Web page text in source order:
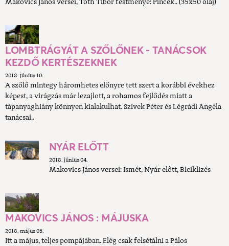
Makovics János versei, Tóth Tibor festménye: Pincék.. (35x50 olaj)
LOMBTRÁGYÁT A SZŐLŐNEK - TANÁCSOK
KEZDŐ KERTÉSZEKNEK
2018. június 10.
A szőlő mintegy háromhetes előnyre tett szert a korábbi évekhez
képest, a virágzás már lezajlott, a rohamos fejlődés miatt a
tápanyaghiány könnyen kialakulhat. Szivek Péter és Légrádi Angéla
tanácsai..
NYÁR ELŐTT
2018. június 04.
Makovics János versei: Ismét, Nyár előtt, Biciklizés
MAKOVICS JÁNOS : MÁJUSKA
2018. május 05.
Itt a május, teljes pompájában. Elég csak felsétálni a Pálos